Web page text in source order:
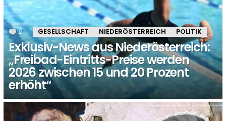
2 Kommentare
GESELLSCHAFT NIEDERÖSTERREICH POLITIK
Exklusiv-News aus Niederösterreich:
„Freibad-Eintritts-Preise werden
2026 zwischen 15 und 20 Prozent
erhöht“